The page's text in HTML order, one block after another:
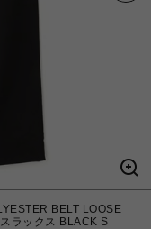
BELT LOOSE
ラックス BLACK S